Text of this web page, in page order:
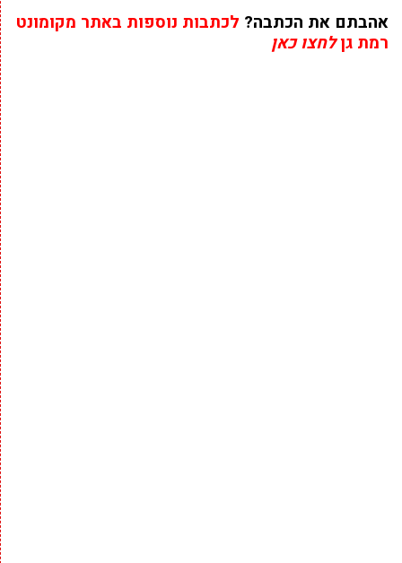
אהבתם את הכתבה? לכתבות נוספות באתר מקומונט
רמת גןלחצו כאן